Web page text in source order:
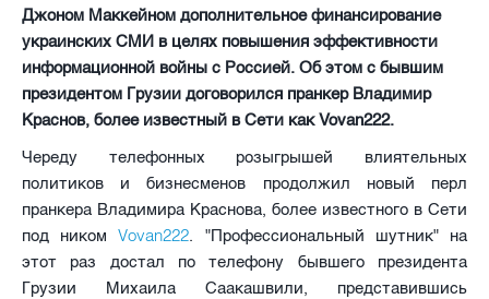
Джоном Маккейном дополнительное финансирование
украинских СМИ в целях повышения эффективности
информационной войны с Россией. Об этом с бывшим
президентом Грузии договорился пранкер Владимир
Краснов, более известный в Сети как Vovan222.
Череду телефонных розыгрышей влиятельных
политиков и бизнесменов продолжил новый перл
пранкера Владимира Краснова, более известного в Сети
под никомVovan222. "Профессиональный шутник" на
этот раз достал по телефону бывшего президента
Грузии Михаила Саакашвили, представившись